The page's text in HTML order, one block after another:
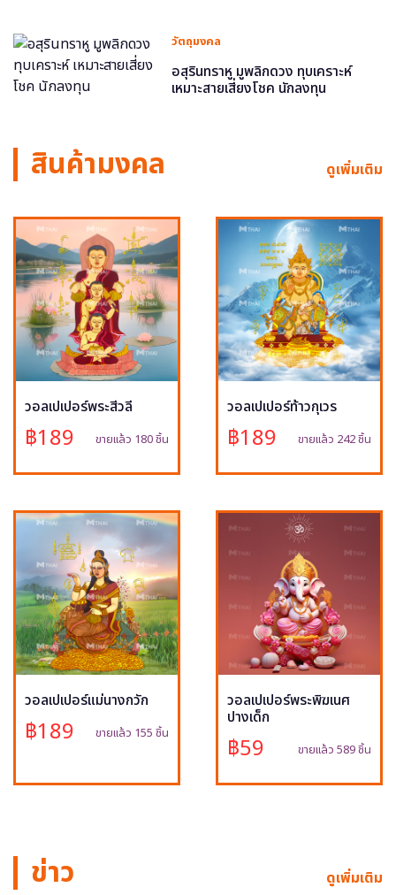
วัตถุมงคล
อสุรินทราหู มูพลิกดวง ทุบเคราะห์
เหมาะสายเสี่ยงโชค นักลงทุน
สินค้ามงคล ดูเพิ่มเติม
วอลเปเปอร์พระสีวลี
฿189 ขายแล้ว 180 ชิ้น
วอลเปเปอร์ท้าวกุเวร
฿189 ขายแล้ว 242 ชิ้น
วอลเปเปอร์แม่นางกวัก
฿189 ขายแล้ว 155 ชิ้น
วอลเปเปอร์พระพิฆเนศ
ปางเด็ก
฿59 ขายแล้ว 589 ชิ้น
ข่าว ดูเพิ่มเติม